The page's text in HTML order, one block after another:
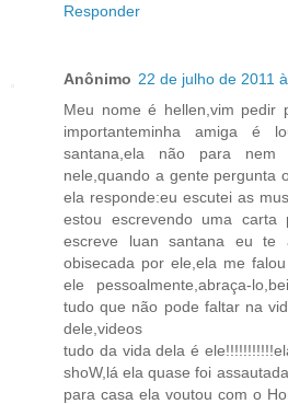
Responder
Anônimo 22 de julho de 2011
Meu nome é hellen,vim pedir
importanteminha amiga é
santana,ela não para
nele,quando a gente pergunta
ela responde:eu escutei as
estou escrevendo uma
escreve luan santana eu te
obisecada por ele,ela me
ele pessoalmente,abraça-
tudo que não pode faltar na
dele,videos
tudo da vida dela é
shoW,lá ela quase foi
para casa ela voutou com o